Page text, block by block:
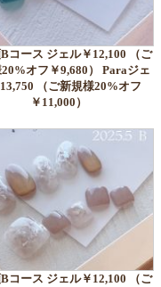
コース ジェル￥12,100 （ご
オフ￥9,680） Paraジェ
（ご新規様20%オフ
￥11,000）
コース ジェル￥12,100 （ご